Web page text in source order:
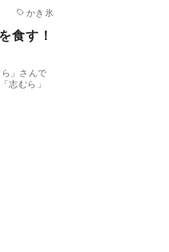
かき氷
食す！
」さんで
志むら」